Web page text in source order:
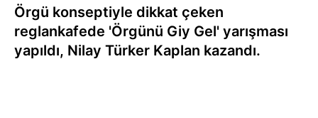
Örgü konseptiyle dikkat çeken
reglankafede 'Örgünü Giy Gel' yarışması
yapıldı, Nilay Türker Kaplan kazandı.